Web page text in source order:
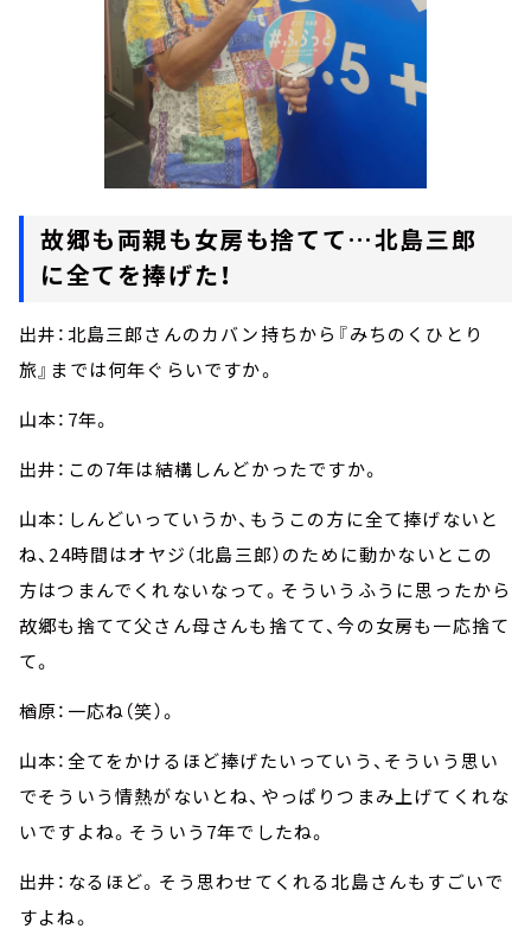
故郷も両親も女房も捨てて…北島三郎
に全てを捧げた！
出井：北島三郎さんのカバン持ちから『みちのくひとり
旅』までは何年ぐらいですか。
山本：7年。
出井：この7年は結構しんどかったですか。
山本：しんどいっていうか、もうこの方に全て捧げないと
ね、24時間はオヤジ（北島三郎）のために動かないとこの
方はつまんでくれないなって。そういうふうに思ったから
故郷も捨てて父さん母さんも捨てて、今の女房も一応捨て
て。
楢原：一応ね（笑）。
山本：全てをかけるほど捧げたいっていう、そういう思い
でそういう情熱がないとね、やっぱりつまみ上げてくれな
いですよね。そういう7年でしたね。
出井：なるほど。そう思わせてくれる北島さんもすごいで
すよね。